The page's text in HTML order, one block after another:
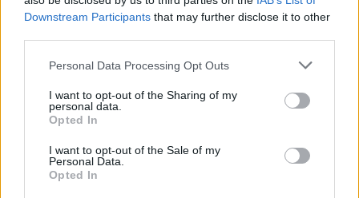
Downstream Participants that may further disclose it to other
Please note that this website/app uses one or more Google
not limited to your visit or usage behaviour. You may click to
grant or deny consent to Google and its third-party tags to
use your data for below specified purposes in below Google
consent section.
Personal Data Processing Opt Outs
I want to opt-out of the Sharing of my
personal data.
Opted In
I want to opt-out of the Sale of my
Personal Data.
Opted In
Η METRO σήμερα απαριθμεί 227 καταστήματα
My Market, 22 My Market local, 49 METRO Cash
& Carry και ένα Dark Store, 14 πρατήρια και ένα